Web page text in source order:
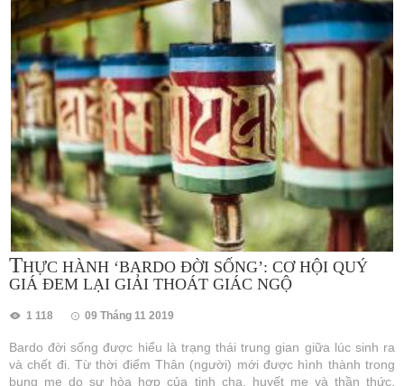
THỰC HÀNH ‘BARDO ĐỜI SỐNG’: CƠ HỘI QUÝ
GIÁ ĐEM LẠI GIẢI THOÁT GIÁC NGỘ
1 118 09 Tháng 11 2019
Bardo đời sống được hiểu là trạng thái trung gian giữa lúc sinh ra
và chết đi. Từ thời điểm Thân (người) mới được hình thành trong
bụng mẹ do sự hòa hợp của tinh cha, huyết mẹ và thần thức.